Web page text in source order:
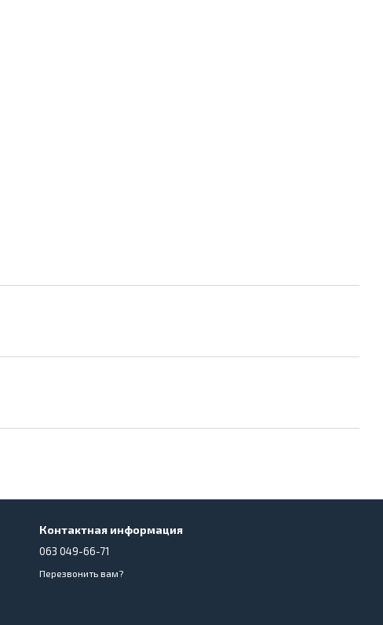
Контактная информация
063 049-66-71
Перезвонить вам?